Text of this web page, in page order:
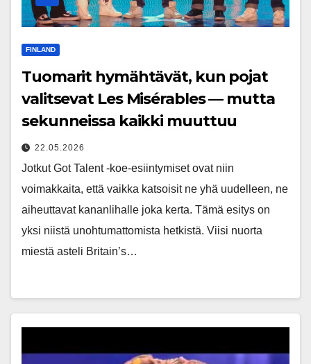
FINLAND
Tuomarit hymähtävät, kun pojat
valitsevat Les Misérables — mutta
sekunneissa kaikki muuttuu
22.05.2026
Jotkut Got Talent -koe-esiintymiset ovat niin
voimakkaita, että vaikka katsoisit ne yhä uudelleen, ne
aiheuttavat kananlihalle joka kerta. Tämä esitys on
yksi niistä unohtumattomista hetkistä. Viisi nuorta
miestä asteli Britain’s…